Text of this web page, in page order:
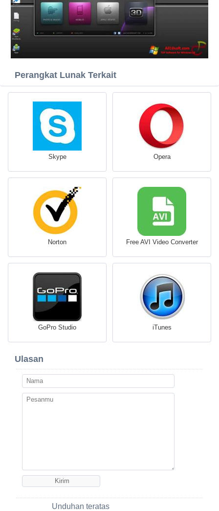
Perangkat Lunak Terkait
Skype Opera
Norton Free AVI Video Converter
GoPro Studio iTunes
Ulasan
Unduhan teratas